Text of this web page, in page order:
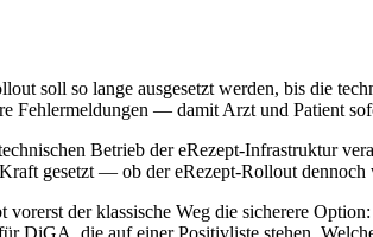
soll so lange ausgesetzt werden, bis die
Fehlermeldungen — damit Arzt und Patient
Betrieb der eRezept-Infrastruktur
gesetzt — ob der eRezept-Rollout
der klassische Weg die sicherere
DiGA, die auf einer Positivliste stehen.